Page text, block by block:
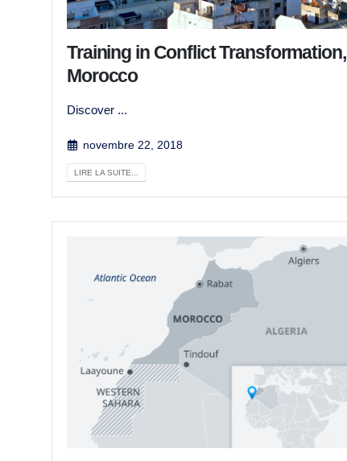
Training in Conflict Transformation,
Morocco
Discover ...
novembre 22, 2018
LIRE LA SUITE...